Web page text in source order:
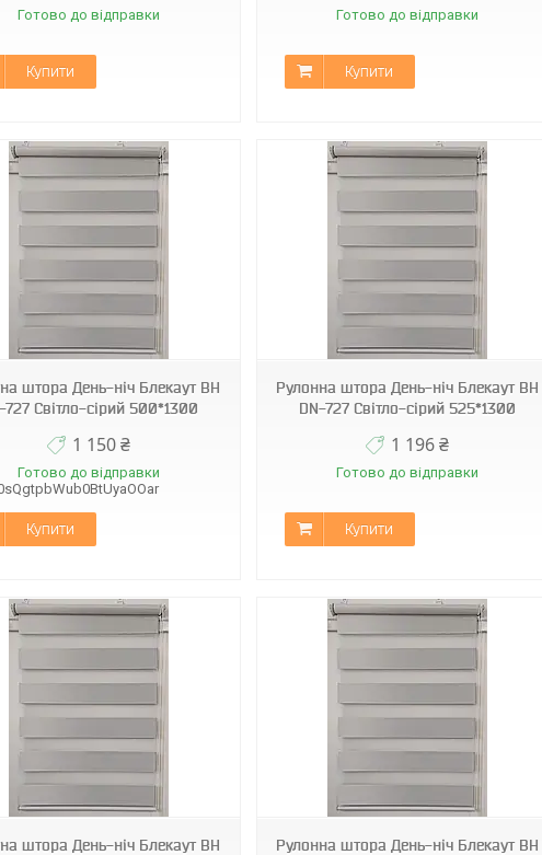
Готово до відправки
Купити
Готово до відправки
Купити
штора День-ніч Блекаут ВН
727 Світло-сірий 500*1300
1 150 ₴
Готово до відправки
Купити
ВН DN-727
Рулонна штора День-ніч Блекаут ВН
DN-727 Світло-сірий 525*1300
1 196 ₴
Готово до відправки
Купити
ВН DN-727
штора День-ніч Блекаут ВН
ВН DN-727
Рулонна штора День-ніч Блекаут ВН
ВН DN-727